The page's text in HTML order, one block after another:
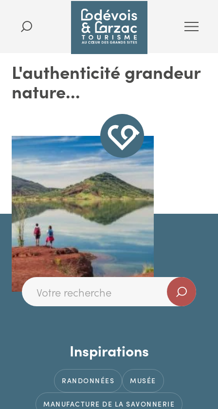
L'authenticité grandeur
nature...
Inspirations
RANDONNÉES MUSÉE
MANUFACTURE DE LA SAVONNERIE